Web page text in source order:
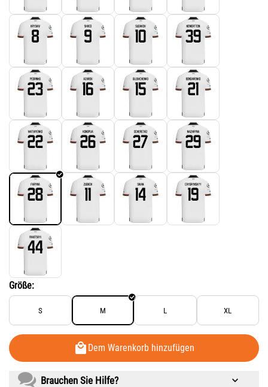
Größe:
S M L XL
Dem Warenkorb hinzufügen
Brauchen Sie Hilfe?